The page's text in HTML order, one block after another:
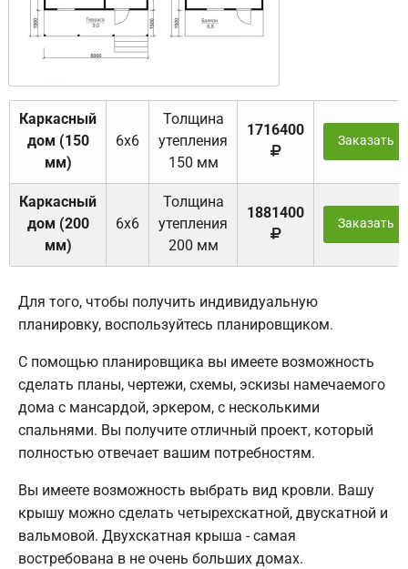
Каркасный
дом (150
мм)
6х6
Толщина
утепления
150 мм
1716400
Заказать
Каркасный
дом (200
мм)
6х6
Толщина
утепления
200 мм
1881400
Заказать
Для того, чтобы получить индивидуальную
планировку, воспользуйтесь планировщиком.
С помощью планировщика вы имеете возможность
сделать планы, чертежи, схемы, эскизы намечаемого
дома с мансардой, эркером, с несколькими
спальнями. Вы получите отличный проект, который
полностью отвечает вашим потребностям.
Вы имеете возможность выбрать вид кровли. Вашу
крышу можно сделать четырехскатной, двускатной и
вальмовой. Двухскатная крыша - самая
востребована в не очень больших домах.